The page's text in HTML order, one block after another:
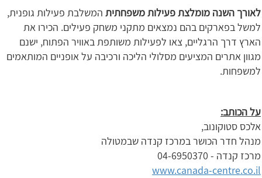
לאורך השנה מומלצת פעילות משפחתית המשלבת פעילות גופנית,
למשל בפארקים בהם נמצאים מתקני משחק פעילים. הכירו את
הארץ דרך הרגליים, צאו לפעילות משותפת באוויר הפתוח, ישנם
מגוון אתרים המציעים מסלולי הליכה ורכיבה על אופניים המותאמים
למשפחות.
על הכותב:
אלכס סטוקונוב,
מנהל חדר הכושר במרכז קנדה שבמטולה
מרכז קנדה - 04-6950370
www.canada-centre.co.il